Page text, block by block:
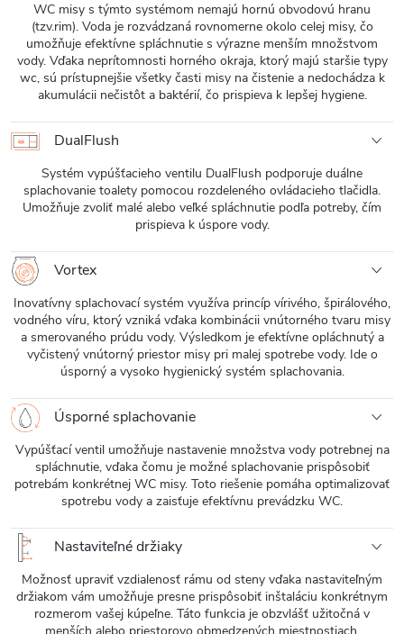
WC misy s týmto systémom nemajú hornú obvodovú hranu
(tzv.rim). Voda je rozvádzaná rovnomerne okolo celej misy, čo
umožňuje efektívne spláchnutie s výrazne menším množstvom
vody. Vďaka neprítomnosti horného okraja, ktorý majú staršie typy
wc, sú prístupnejšie všetky časti misy na čistenie a nedochádza k
akumulácii nečistôt a baktérií, čo prispieva k lepšej hygiene.
DualFlush
Systém vypúšťacieho ventilu DualFlush podporuje duálne
splachovanie toalety pomocou rozdeleného ovládacieho tlačidla.
Umožňuje zvoliť malé alebo veľké spláchnutie podľa potreby, čím
prispieva k úspore vody.
Vortex
Inovatívny splachovací systém využíva princíp vírivého, špirálového,
vodného víru, ktorý vzniká vďaka kombinácii vnútorného tvaru misy
a smerovaného prúdu vody. Výsledkom je efektívne opláchnutý a
vyčistený vnútorný priestor misy pri malej spotrebe vody. Ide o
úsporný a vysoko hygienický systém splachovania.
Úsporné splachovanie
Vypúšťací ventil umožňuje nastavenie množstva vody potrebnej na
spláchnutie, vďaka čomu je možné splachovanie prispôsobiť
potrebám konkrétnej WC misy. Toto riešenie pomáha optimalizovať
spotrebu vody a zaisťuje efektívnu prevádzku WC.
Nastaviteľné držiaky
Možnosť upraviť vzdialenosť rámu od steny vďaka nastaviteľným
držiakom vám umožňuje presne prispôsobiť inštaláciu konkrétnym
rozmerom vašej kúpeľne. Táto funkcia je obzvlášť užitočná v